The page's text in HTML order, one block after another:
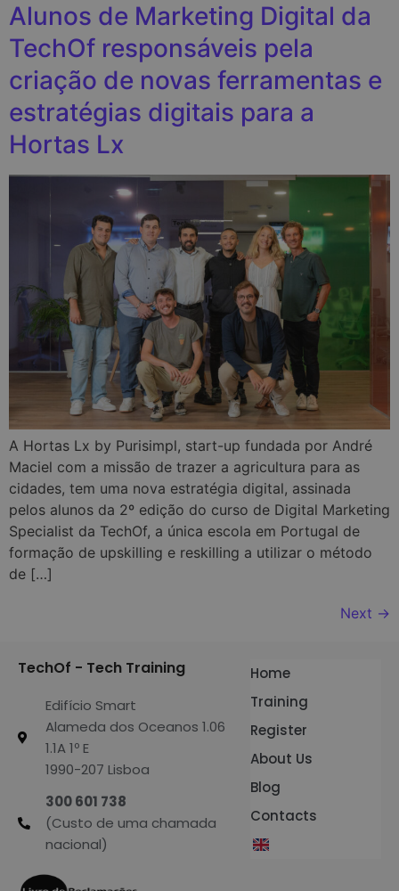
Alunos de Marketing Digital da
TechOf responsáveis pela
criação de novas ferramentas e
estratégias digitais para a
Hortas Lx
A Hortas Lx by Purisimpl, start-up fundada por André
Maciel com a missão de trazer a agricultura para as
cidades, tem uma nova estratégia digital, assinada
pelos alunos da 2º edição do curso de Digital Marketing
Specialist da TechOf, a única escola em Portugal de
formação de upskilling e reskilling a utilizar o método
de […]
Next →
TechOf - Tech Training
Edifício Smart
Alameda dos Oceanos 1.06
1.1A 1º E
1990-207 Lisboa
300 601 738
(Custo de uma chamada
nacional)
Home
Training
Register
About Us
Blog
Contacts